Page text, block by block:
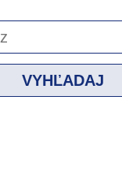
VYHĽADAJ